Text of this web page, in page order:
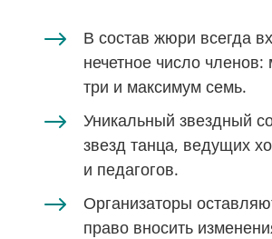
$
В состав жюри всегда
нечетное число
три и максимум семь.
$
Уникальный звездный
звезд танца, ведущих
и педагогов.
$
Организаторы
право вносить